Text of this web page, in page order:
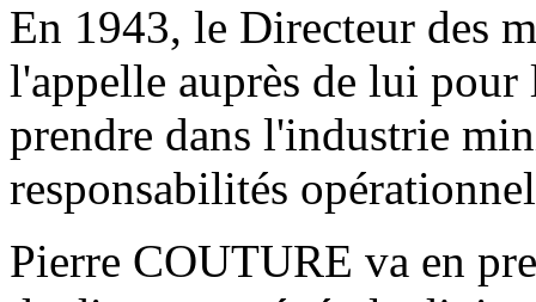
En 1943, le Directeur des
l'appelle auprès de lui pour
prendre dans l'industrie
responsabilités
Pierre COUTURE va en